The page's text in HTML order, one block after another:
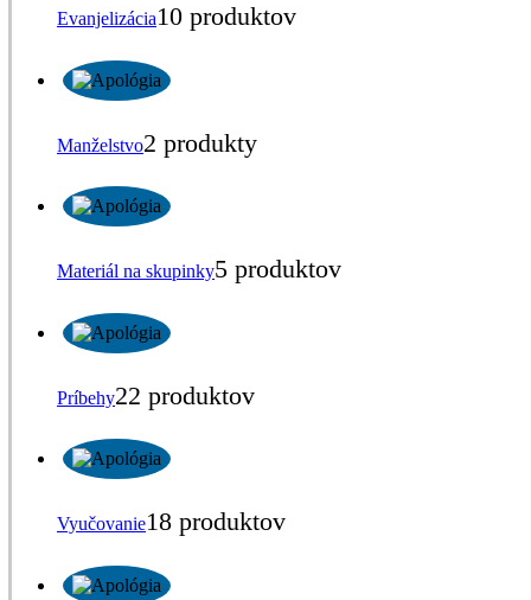
Evanjelizácia10 produktov
Manželstvo2 produkty
Materiál na skupinky5 produktov
Príbehy22 produktov
Vyučovanie18 produktov